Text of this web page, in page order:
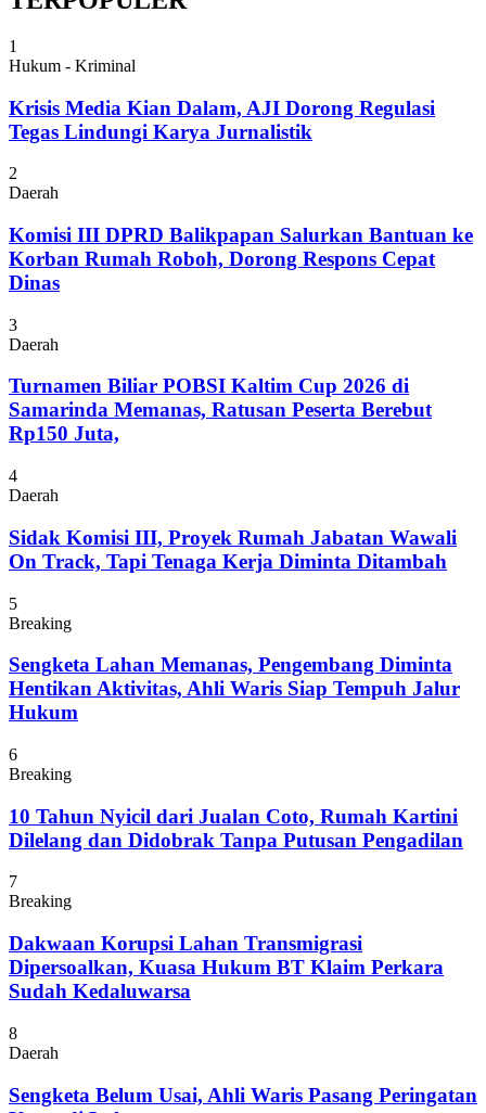
1
Hukum - Kriminal
Krisis Media Kian Dalam, AJI Dorong Regulasi
Tegas Lindungi Karya Jurnalistik
2
Daerah
Komisi III DPRD Balikpapan Salurkan Bantuan ke
Korban Rumah Roboh, Dorong Respons Cepat
Dinas
3
Daerah
Turnamen Biliar POBSI Kaltim Cup 2026 di
Samarinda Memanas, Ratusan Peserta Berebut
Rp150 Juta,
4
Daerah
Sidak Komisi III, Proyek Rumah Jabatan Wawali
On Track, Tapi Tenaga Kerja Diminta Ditambah
5
Breaking
Sengketa Lahan Memanas, Pengembang Diminta
Hentikan Aktivitas, Ahli Waris Siap Tempuh Jalur
Hukum
6
Breaking
10 Tahun Nyicil dari Jualan Coto, Rumah Kartini
Dilelang dan Didobrak Tanpa Putusan Pengadilan
7
Breaking
Dakwaan Korupsi Lahan Transmigrasi
Dipersoalkan, Kuasa Hukum BT Klaim Perkara
Sudah Kedaluwarsa
8
Daerah
Sengketa Belum Usai, Ahli Waris Pasang Peringatan